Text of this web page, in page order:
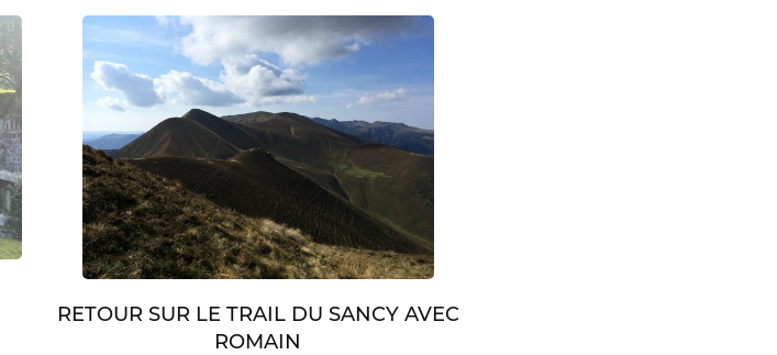
RETOUR SUR LE TRAIL DU SANCY AVEC
ROMAIN